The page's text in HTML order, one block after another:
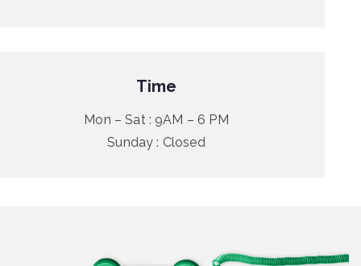
Time
Mon – Sat : 9AM – 6 PM
Sunday : Closed